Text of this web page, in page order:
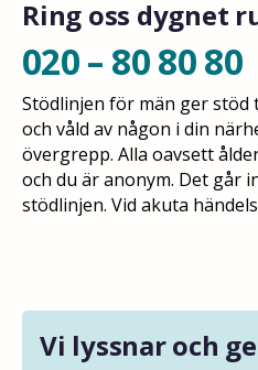
Ring oss dygnet
020 – 80 80 80
Stödlinjen för män ger
och våld av någon i din
övergrepp. Alla oavsett
och du är anonym. Det går
stödlinjen. Vid akuta
Vi lyssnar och